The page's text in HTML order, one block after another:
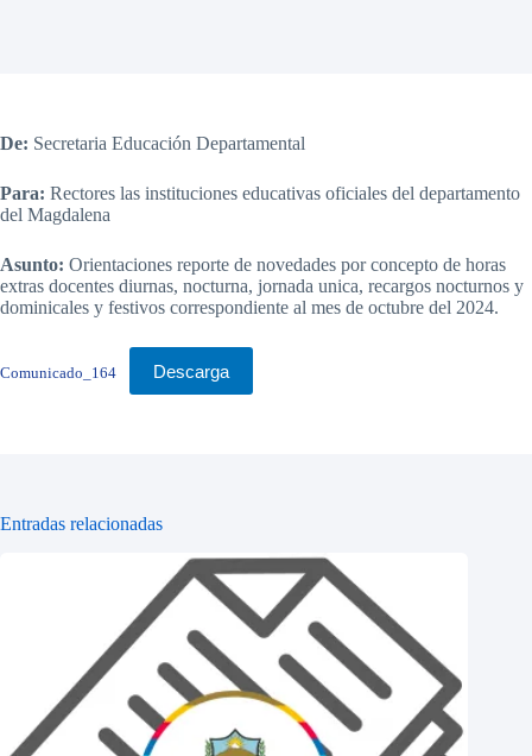
De: Secretaria Educación Departamental
Para: Rectores las instituciones educativas oficiales del departamento
del Magdalena
Asunto: Orientaciones reporte de novedades por concepto de horas
extras docentes diurnas, nocturna, jornada unica, recargos nocturnos y
dominicales y festivos correspondiente al mes de octubre del 2024.
Comunicado_164 Descarga
Entradas relacionadas